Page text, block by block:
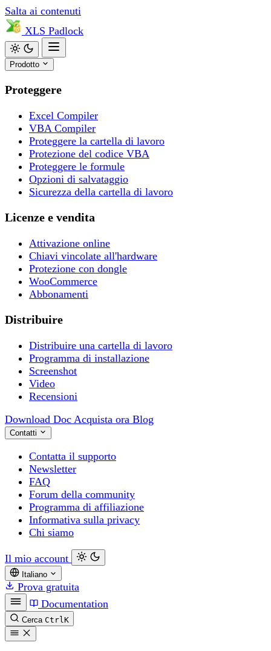
Salta ai contenuti
XLS Padlock
Prodotto
Proteggere
Excel Compiler
VBA Compiler
Proteggere la cartella di lavoro
Protezione del codice VBA
Proteggere le formule
Opzioni di salvataggio
Sicurezza della cartella di lavoro
Licenze e vendita
Attivazione online
Chiavi vincolate all'hardware
Protezione con dongle
WooCommerce
Abbonamenti
Distribuire
Distribuire una cartella di lavoro
Programma di installazione
Screenshot
Video
Recensioni
Download Doc Acquista ora Blog
Contatti
Contatta il supporto
Newsletter
FAQ
Forum della community
Programma di affiliazione
Informativa sulla privacy
Chi siamo
Il mio account
Italiano
Prova gratuita
Documentation
Cerca CtrlK